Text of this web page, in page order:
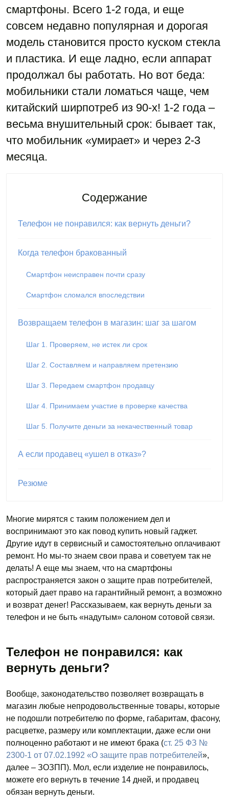
смартфоны. Всего 1-2 года, и еще
совсем недавно популярная и дорогая
модель становится просто куском стекла
и пластика. И еще ладно, если аппарат
продолжал бы работать. Но вот беда:
мобильники стали ломаться чаще, чем
китайский ширпотреб из 90-х! 1-2 года –
весьма внушительный срок: бывает так,
что мобильник «умирает» и через 2-3
месяца.
Содержание
Телефон не понравился: как вернуть деньги?
Когда телефон бракованный
Смартфон неисправен почти сразу
Смартфон сломался впоследствии
Возвращаем телефон в магазин: шаг за шагом
Шаг 1. Проверяем, не истек ли срок
Шаг 2. Составляем и направляем претензию
Шаг 3. Передаем смартфон продавцу
Шаг 4. Принимаем участие в проверке качества
Шаг 5. Получите деньги за некачественный товар
А если продавец «ушел в отказ»?
Резюме
Многие мирятся с таким положением дел и
воспринимают это как повод купить новый гаджет.
Другие идут в сервисный и самостоятельно оплачивают
ремонт. Но мы-то знаем свои права и советуем так не
делать! А еще мы знаем, что на смартфоны
распространяется закон о защите прав потребителей,
который дает право на гарантийный ремонт, а возможно
и возврат денег! Рассказываем, как вернуть деньги за
телефон и не быть «надутым» салоном сотовой связи.
Телефон не понравился: как
вернуть деньги?
Вообще, законодательство позволяет возвращать в
магазин любые непродовольственные товары, которые
не подошли потребителю по форме, габаритам, фасону,
расцветке, размеру или комплектации, даже если они
полноценно работают и не имеют брака (ст. 25 ФЗ №
2300-1 от 07.02.1992 «О защите прав потребителей»,
далее – ЗОЗПП). Мол, если изделие не понравилось,
можете его вернуть в течение 14 дней, и продавец
обязан вернуть деньги.